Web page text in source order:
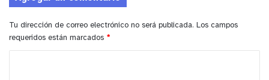
vegetales usados en frituras que marca presencia
Tu dirección de correo electrónico no será publicada. Los campos
requeridos están marcados *